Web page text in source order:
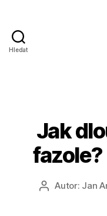
Hledat
Jak
AutorAutor: Jan